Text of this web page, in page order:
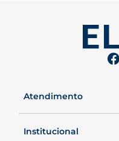
Atendimento
0800 00 ELSYS
Sábados, das 8 às 19h.
Institucional